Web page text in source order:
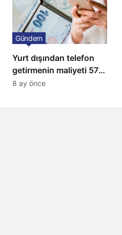
Yurt dışından telefon
getirmenin maliyeti 57
bin lira oldu
Gündem
8 ay önce